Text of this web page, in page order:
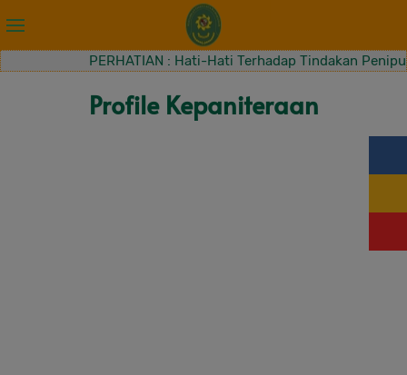
PERHATIAN : Hati-Hati Terhadap Tindakan
Profile Kepaniteraan